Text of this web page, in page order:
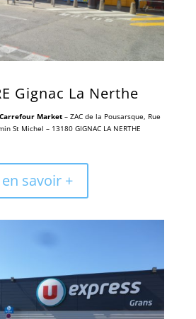
Gignac La Nerthe
Carrefour Market– ZAC de la Pousarsque, Rue
St Michel – 13180 GIGNAC LA NERTHE
en savoir +